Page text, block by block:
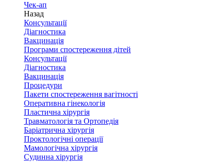
Чек-ап
Назад
Консультації
Діагностика
Вакцинація
Програми спостереження дітей
Консультації
Діагностика
Вакцинація
Процедури
Пакети спостереження вагітності
Оперативна гінекологія
Пластична хірургія
Травматологія та Ортопедія
Баріатрична хірургія
Проктологічні операції
Мамологічна хірургія
Судинна хірургія